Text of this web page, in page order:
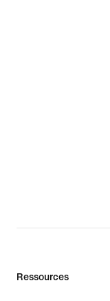
Ressources